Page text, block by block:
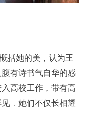
括她的美，认为王
有诗书气自华的感
高校工作，带有高
，她们不仅长相耀